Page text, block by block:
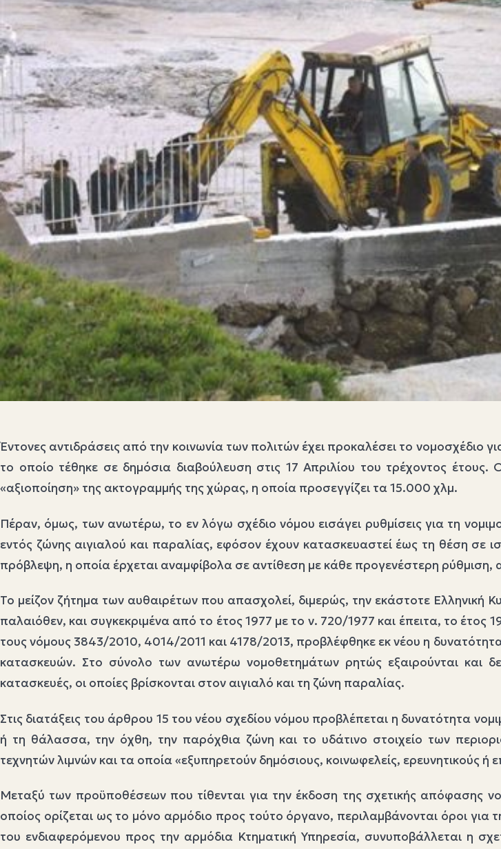
Έντονες αντιδράσεις από την κοινωνία των πολιτών έχει προκαλέσει το νομοσχέδιο
το οποίο τέθηκε σε δημόσια διαβούλευση στις 17 Απριλίου του τρέχοντος έτους.
«αξιοποίηση» της ακτογραμμής της χώρας, η οποία προσεγγίζει τα 15.000 χλμ.
Πέραν, όμως, των ανωτέρω, το εν λόγω σχέδιο νόμου εισάγει ρυθμίσεις για τη
εντός ζώνης αιγιαλού και παραλίας, εφόσον έχουν κατασκευαστεί έως τη θέση σε
πρόβλεψη, η οποία έρχεται αναμφίβολα σε αντίθεση με κάθε προγενέστερη
Το μείζον ζήτημα των αυθαιρέτων που απασχολεί, διμερώς, την εκάστοτε Ελληνική
παλαιόθεν, και συγκεκριμένα από το έτος 1977 με το ν. 720/1977 και έπειτα, το
τους νόμους 3843/2010, 4014/2011 και 4178/2013, προβλέφθηκε εκ νέου η
κατασκευών. Στο σύνολο των ανωτέρω νομοθετημάτων ρητώς εξαιρούνται και
κατασκευές, οι οποίες βρίσκονται στον αιγιαλό και τη ζώνη παραλίας.
Στις διατάξεις του άρθρου 15 του νέου σχεδίου νόμου προβλέπεται η δυνατότητα
ή τη θάλασσα, την όχθη, την παρόχθια ζώνη και το υδάτινο στοιχείο των
τεχνητών λιμνών και τα οποία «εξυπηρετούν δημόσιους, κοινωφελείς, ερευνητικούς ή
Μεταξύ των προϋποθέσεων που τίθενται για την έκδοση της σχετικής απόφασης
οποίος ορίζεται ως το μόνο αρμόδιο προς τούτο όργανο, περιλαμβάνονται όροι για
του ενδιαφερόμενου προς την αρμόδια Κτηματική Υπηρεσία, συνυποβάλλεται η